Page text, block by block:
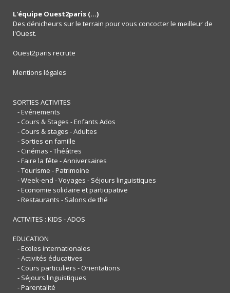
L'équipe Ouest2paris (...)
Des dénicheurs sur le terrain pour vous concocter le meilleur de
l'Ouest.
Ouest2paris recrute
Mentions légales
SORTIES ACTIVITES
- Evénements
- Cours & Stages - Enfants Ados
- Cours & stages - Adultes
- Sorties en famille
- Cinémas - Théâtres
- Faire la fête - Anniversaires
- Tourisme - Patrimoine
- Week-end - Voyages - Séjours linguistiques
- Economie solidaire et participative
- Restaurants - Salons de thé
ACTIVITES : KIDS - ADOS
EDUCATION
- Ecoles internationales
- Activités éducatives
- Cours particuliers - Orientations
- Séjours linguistiques
- Parentalité